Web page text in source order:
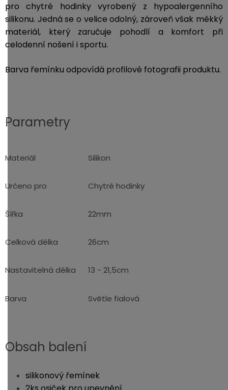
pro chytré hodinky vyrobený z hypoalergenního
silikonu. Jedná se o velice odolný, zároveň však měkký
materiál, který zaručuje pohodlí a komfort při
celodenní nošení i sportu.
Barva řemínku odpovídá profilové fotografii produktu.
Parametry
Materiál Silikon
Určeno pro Chytré hodinky
Šířka 22mm
Celková délka 26cm
Nastavitelná délka 13 - 21,5cm
Barva Světle fialová
Obsah balení
silikonový řemínek